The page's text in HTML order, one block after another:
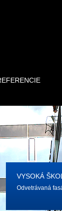
VYSOKÁ
Odvetrávaná